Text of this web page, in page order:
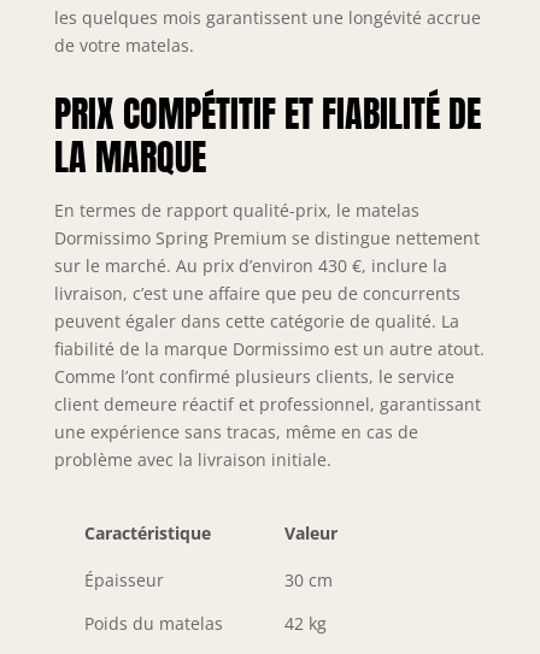
les quelques mois garantissent une longévité accrue
de votre matelas.
PRIX COMPÉTITIF ET FIABILITÉ DE
LA MARQUE
En termes de rapport qualité-prix, le matelas
Dormissimo Spring Premium se distingue nettement
sur le marché. Au prix d’environ 430 €, inclure la
livraison, c’est une affaire que peu de concurrents
peuvent égaler dans cette catégorie de qualité. La
fiabilité de la marque Dormissimo est un autre atout.
Comme l’ont confirmé plusieurs clients, le service
client demeure réactif et professionnel, garantissant
une expérience sans tracas, même en cas de
problème avec la livraison initiale.
Caractéristique Valeur
Épaisseur
30 cm
Poids du matelas
42 kg